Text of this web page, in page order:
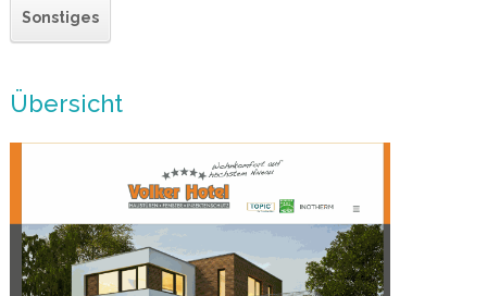
Sonstiges
Übersicht